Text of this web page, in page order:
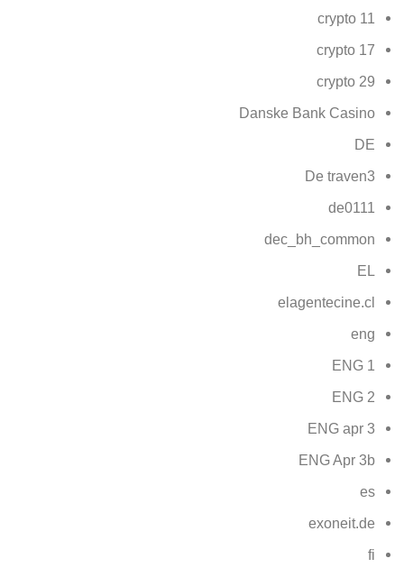
crypto 11
crypto 17
crypto 29
Danske Bank Casino
DE
De traven3
de0111
dec_bh_common
EL
elagentecine.cl
eng
ENG 1
ENG 2
ENG apr 3
ENG Apr 3b
es
exoneit.de
fi